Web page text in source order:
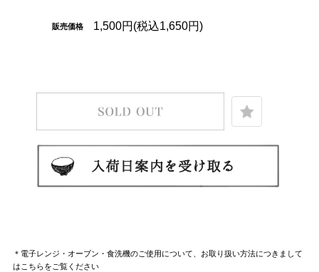
販売価格 1,500円(税込1,650円)
＊電子レンジ・オーブン・食洗機のご使用について、お取り扱い方法につきまして
はこちらをご覧ください